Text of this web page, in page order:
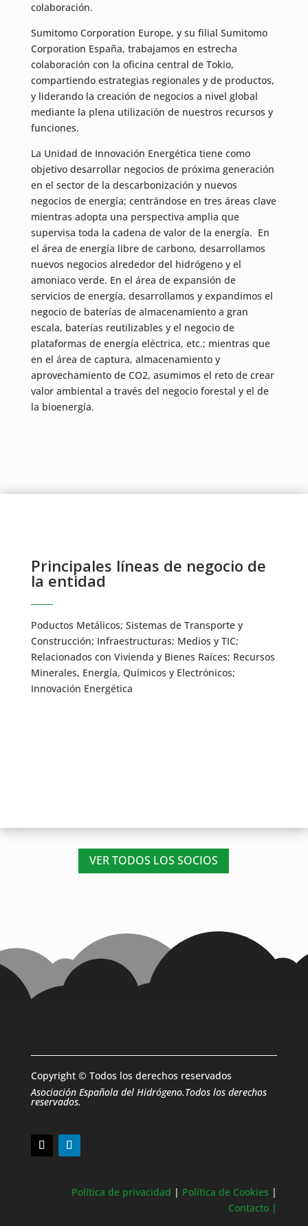
colaboración.
Sumitomo Corporation Europe, y su filial Sumitomo
Corporation España, trabajamos en estrecha
colaboración con la oficina central de Tokio,
compartiendo estrategias regionales y de productos,
y liderando la creación de negocios a nivel global
mediante la plena utilización de nuestros recursos y
funciones.
La Unidad de Innovación Energética tiene como
objetivo desarrollar negocios de próxima generación
en el sector de la descarbonización y nuevos
negocios de energía; centrándose en tres áreas clave
mientras adopta una perspectiva amplia que
supervisa toda la cadena de valor de la energía. En
el área de energía libre de carbono, desarrollamos
nuevos negocios alrededor del hidrógeno y el
amoniaco verde. En el área de expansión de
servicios de energía, desarrollamos y expandimos el
negocio de baterías de almacenamiento a gran
escala, baterías reutilizables y el negocio de
plataformas de energía eléctrica, etc.; mientras que
en el área de captura, almacenamiento y
aprovechamiento de CO2, asumimos el reto de crear
valor ambiental a través del negocio forestal y el de
la bioenergía.
Principales líneas de negocio de
la entidad
Poductos Metálicos; Sistemas de Transporte y
Construcción; Infraestructuras; Medios y TIC;
Relacionados con Vivienda y Bienes Raíces; Recursos
Minerales, Energía, Químicos y Electrónicos;
Innovación Energética
VER TODOS LOS SOCIOS
Copyright © Todos los derechos reservados
Asociación Española del Hidrógeno.Todos los derechos
reservados.
Política de privacidad | Política de Cookies |
Contacto |